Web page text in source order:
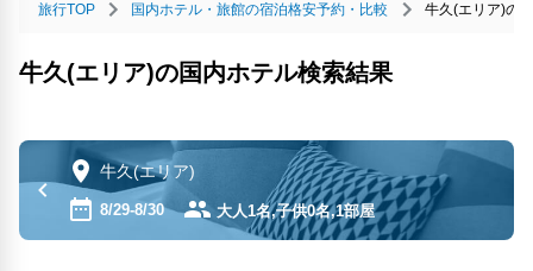
旅行TOP 国内ホテル・旅館の宿泊格安予約・比較 牛久(エリア)の
牛久(エリア)の国内ホテル検索結果
牛久(エリア)
8/29-8/30 大人1名,子供0名,1部屋